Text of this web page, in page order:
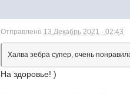
Отправлено 13 Декабрь 2021 - 02:43
Халва зебра супер, очень
На здоровье! )